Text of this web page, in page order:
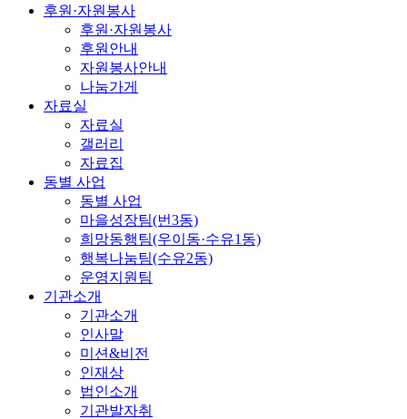
후원·자원봉사
후원·자원봉사
후원안내
자원봉사안내
나눔가게
자료실
자료실
갤러리
자료집
동별 사업
동별 사업
마을성장팀(번3동)
희망동행팀(우이동·수유1동)
행복나눔팀(수유2동)
운영지원팀
기관소개
기관소개
인사말
미션&비전
인재상
법인소개
기관발자취